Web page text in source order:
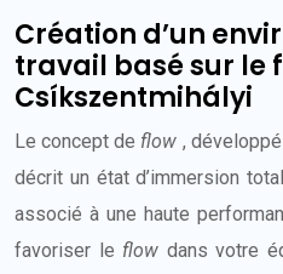
Création d’un
travail basé sur le
Csíkszentmihályi
Le concept de flow ,
décrit un état d’immersion
associé à une haute
favoriser le flow dans votre